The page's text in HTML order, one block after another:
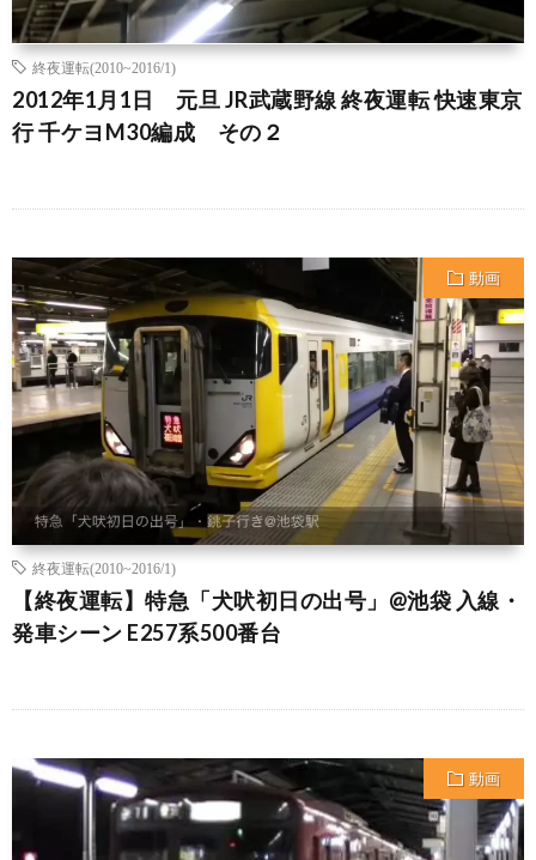
終夜運転(2010~2016/1)
2012年1月1日 元旦 JR武蔵野線 終夜運転 快速東京
行 千ケヨM30編成 その２
動画
終夜運転(2010~2016/1)
【終夜運転】特急「犬吠初日の出号」@池袋 入線・
発車シーン E257系500番台
動画